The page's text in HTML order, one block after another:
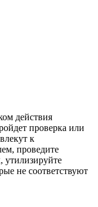
действия
проверка или
к
проведите
утилизируйте
не соответствуют